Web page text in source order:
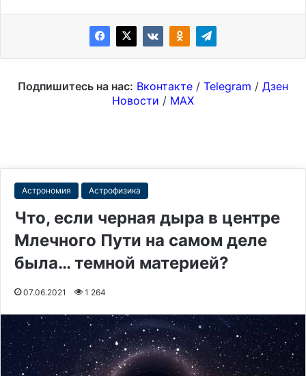
Подпишитесь на нас: Вконтакте / Telegram / Дзен
Новости / MAX